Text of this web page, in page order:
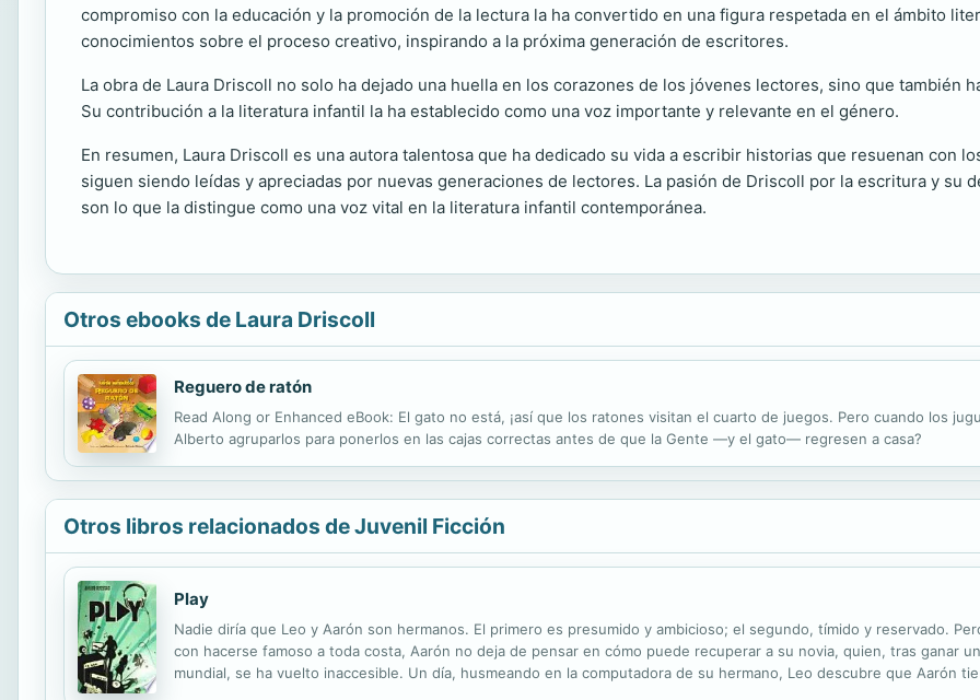
compromiso con la educación y la promoción de la lectura la ha convertido en una figura respetada en el ámbito
conocimientos sobre el proceso creativo, inspirando a la próxima generación de escritores.
La obra de Laura Driscoll no solo ha dejado una huella en los corazones de los jóvenes lectores, sino que también
Su contribución a la literatura infantil la ha establecido como una voz importante y relevante en el género.
En resumen, Laura Driscoll es una autora talentosa que ha dedicado su vida a escribir historias que resuenan con
siguen siendo leídas y apreciadas por nuevas generaciones de lectores. La pasión de Driscoll por la escritura y su
son lo que la distingue como una voz vital en la literatura infantil contemporánea.
Otros ebooks de Laura Driscoll
Reguero de ratón
Read Along or Enhanced eBook: El gato no está, ¡así que los ratones visitan el cuarto de juegos. Pero cuando los
Alberto agruparlos para ponerlos en las cajas correctas antes de que la Gente —y el gato— regresen a casa?
Otros libros relacionados de Juvenil Ficción
Play
Nadie diría que Leo y Aarón son hermanos. El primero es presumido y ambicioso; el segundo, tímido y reservado.
con hacerse famoso a toda costa, Aarón no deja de pensar en cómo puede recuperar a su novia, quien, tras ganar
mundial, se ha vuelto inaccesible. Un día, husmeando en la computadora de su hermano, Leo descubre que Aarón